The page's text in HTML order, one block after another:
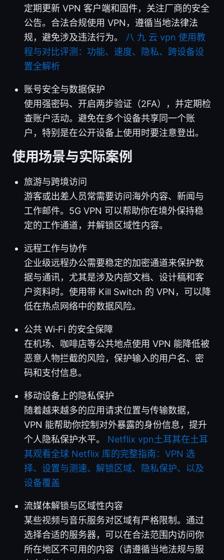
定期更新 VPN 客户端和固件，关注厂商的安全
公告。合法合规使用 VPN，遵循当地法律法
规，避免涉及违法行为。 八 九 云 vpn 使用教
程与对比评测：功能、速度、隐私、跨设备设
置全解析
账号安全与数据保护
使用强密码、开启两步验证（2FA），并定期检
查账户活动。避免在多个设备共享同一个账
户，特别是在公开设备上使用时要注意登出。
使用场景与实际案例
旅游与跨境访问
游客或出差人员常需要访问海外内容、新闻与
工作邮件。5G VPN 可以帮助你在境外保持稳
定的工作通道，并解锁区域性内容。
远程工作与协作
企业级远程办公需要稳定的加密通道来保护数
据与通讯，尤其是涉及内部文档、设计稿和客
户资料时。使用带 Kill Switch 的 VPN，可以降
低在热点网络中的数据风险。
公共 Wi‑Fi 的安全保障
在机场、咖啡店等公共地点使用 VPN 能降低被
恶意人物拦截的风险，保护输入的用户名、密
码和支付信息。
移动设备上的隐私保护
随着越来越多的应用请求位置与传输数据，
VPN 能帮助你控制对外暴露的身份信息，提升
个人隐私保护水平。 Netflix vpn土耳其在土耳
其观看全球 Netflix 库的完整指南：VPN 选
择、设置与测速、解锁区域、隐私保护、以及
设备覆盖
流媒体解锁与区域性内容
某些视频与音乐服务对区域有严格限制。通过
选择合适的服务器，可以在合法范围内访问你
所在地区不可用的内容（请遵循当地法规与服